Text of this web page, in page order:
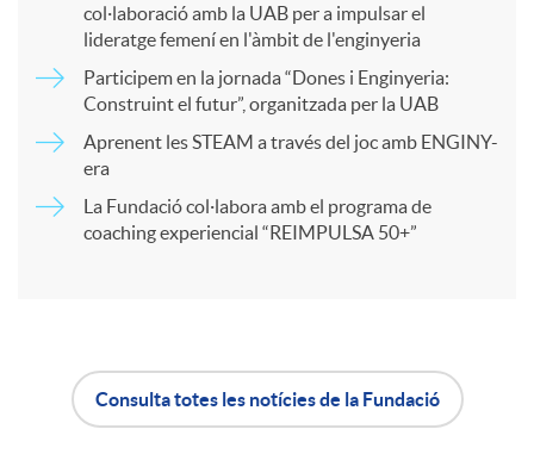
col·laboració amb la UAB per a impulsar el
lideratge femení en l'àmbit de l'enginyeria
Participem en la jornada “Dones i Enginyeria:
Construint el futur”, organitzada per la UAB
Aprenent les STEAM a través del joc amb ENGINY-
era
La Fundació col·labora amb el programa de
coaching experiencial “REIMPULSA 50+”
Consulta totes les notícies de la Fundació